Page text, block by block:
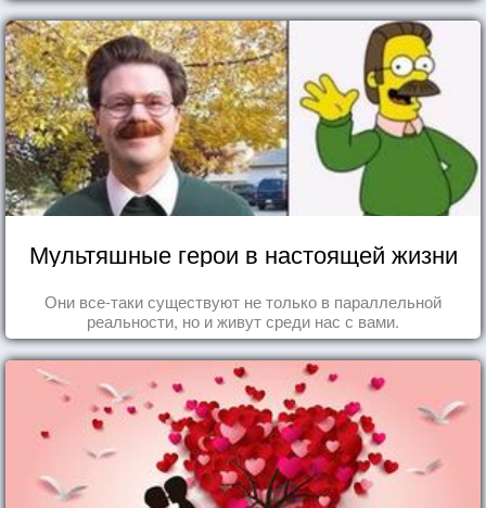
Мультяшные герои в настоящей жизни
Они все-таки существуют не только в параллельной
реальности, но и живут среди нас с вами.